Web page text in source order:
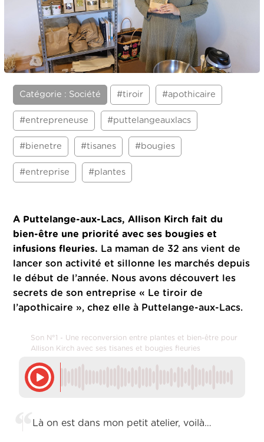
Catégorie : Société #tiroir #apothicaire
#entrepreneuse #puttelangeauxlacs
#bienetre #tisanes #bougies
#entreprise #plantes
A Puttelange-aux-Lacs, Allison Kirch fait du
bien-être une priorité avec ses bougies et
infusions fleuries. La maman de 32 ans vient de
lancer son activité et sillonne les marchés depuis
le début de l’année. Nous avons découvert les
secrets de son entreprise « Le tiroir de
l’apothicaire », chez elle à Puttelange-aux-Lacs.
Son N°1 - Une reconversion entre plantes et bien-être pour
Allison Kirch avec ses tisanes et bougies fleuries
Là on est dans mon petit atelier, voilà…